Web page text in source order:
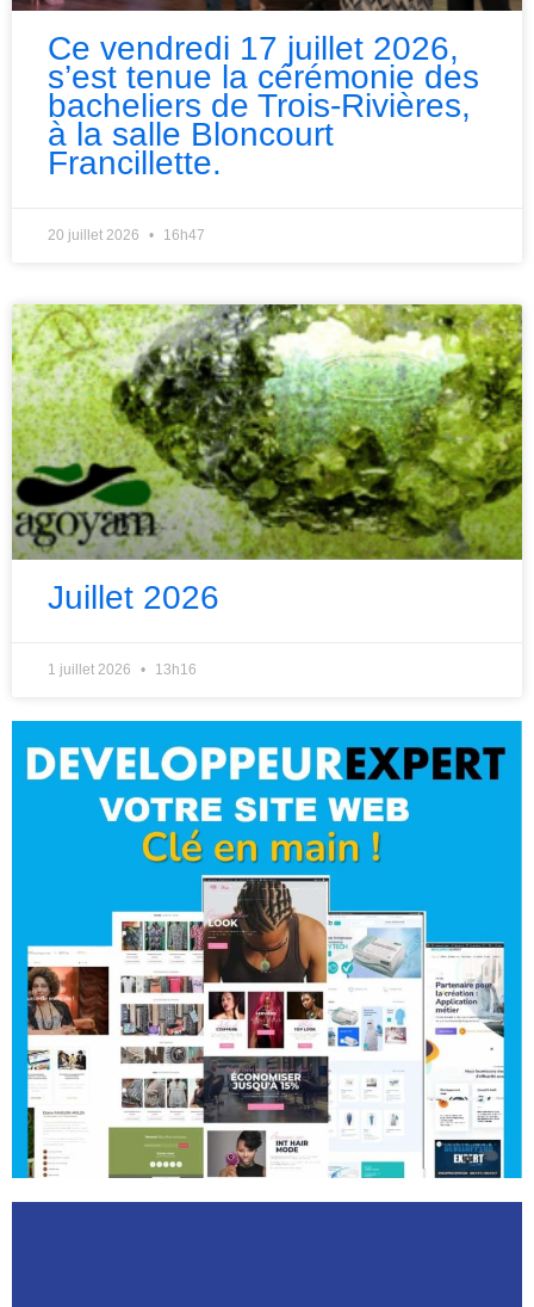
Ce vendredi 17 juillet 2026,
s’est tenue la cérémonie des
bacheliers de Trois-Rivières,
à la salle Bloncourt
Francillette.
20 juillet 2026 16h47
Juillet 2026
1 juillet 2026 13h16